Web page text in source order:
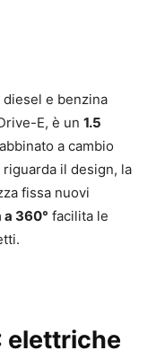
e benzina
E, è un 1.5
a cambio
riguarda il design, la
fissa nuovi
360° facilita le
elettriche